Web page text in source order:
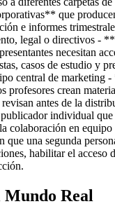
que
e informes
legal o directivos -
necesitan
casos de estudio y
central de marketing
profesores crean
antes de la
individual
colaboración en equipo
que una segunda
habilitar el acceso
Mundo Real